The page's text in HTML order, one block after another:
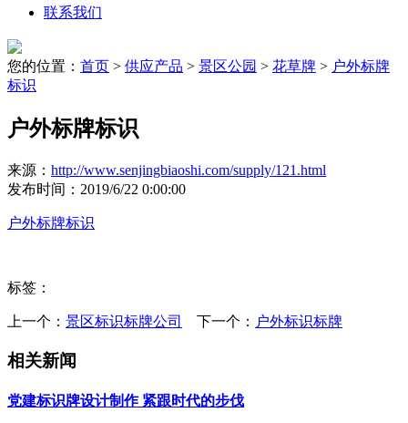
联系我们
您的位置： 首页 > 供应产品 > 景区公园 > 花草牌 > 户外标牌
标识
户外标牌标识
来源： http://www.senjingbiaoshi.com/supply/121.html
发布时间：2019/6/22 0:00:00
户外标牌标识
标签：
上一个： 景区标识标牌公司 下一个： 户外标识标牌
相关新闻
党建标识牌设计制作 紧跟时代的步伐